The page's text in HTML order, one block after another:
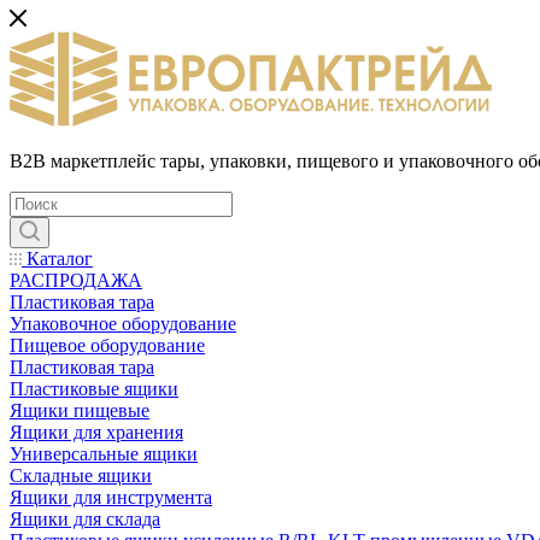
B2B маркетплейс тары, упаковки, пищевого и упаковочного
Каталог
РАСПРОДАЖА
Пластиковая тара
Упаковочное оборудование
Пищевое оборудование
Пластиковая тара
Пластиковые ящики
Ящики пищевые
Ящики для хранения
Универсальные ящики
Складные ящики
Ящики для инструмента
Ящики для склада